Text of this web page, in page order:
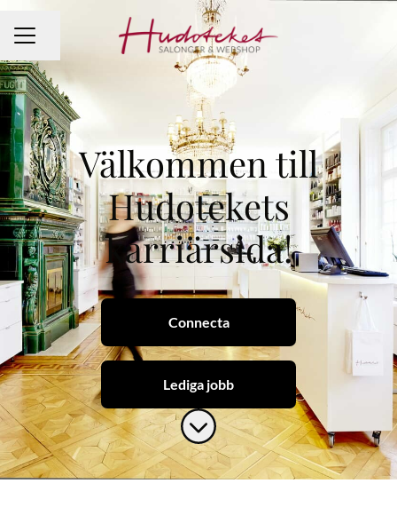
KARRIÄRMENY
Dela sidan
Välkommen till
Hudotekets
karriärsida!
Connecta
Lediga jobb
Skrolla för mer innehåll